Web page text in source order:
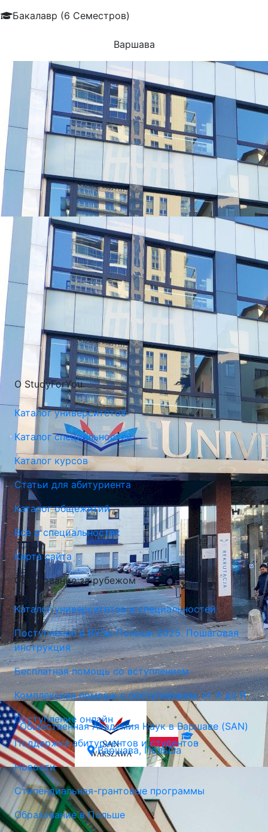
Бакалавр (6 Семестров)
Варшава
Общественная Академия Наук в Варшаве (SAN)
Варшава, Польша
УНИВЕРСИТЕТЫ, КОТОРЫЕ ЧАЩЕ ВСЕГО ВЫБИРАЮТ
Общественная Академия Наук в Варшаве (SAN)
Варшава, Польша
О StudyForYou
Каталог университетов
Каталог специальностей
Каталог курсов
Статьи для абитуриента
Каталог общежитий
Все о специальностях
Карта сайта
Образование за рубежом
Каталог университетов и специальностей
Поступление в ВУЗы Польши 2025. Пошаговая
инструкция
Бесплатная помощь со вступлением
Комплексная помощь с поступлением: от А до Я
Поступление онлайн
Поддержка абитуриентов и студентов
Новости
Стипендиальная-грантовые программы
Образование в Польше